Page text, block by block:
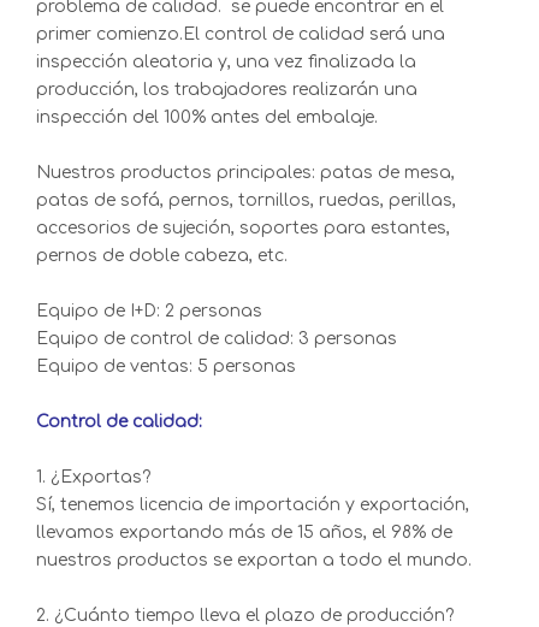
problema de calidad. se puede encontrar en el
primer comienzo.El control de calidad será una
inspección aleatoria y, una vez finalizada la
producción, los trabajadores realizarán una
inspección del 100% antes del embalaje.
Nuestros productos principales: patas de mesa,
patas de sofá, pernos, tornillos, ruedas, perillas,
accesorios de sujeción, soportes para estantes,
pernos de doble cabeza, etc.
Equipo de I+D: 2 personas
Equipo de control de calidad: 3 personas
Equipo de ventas: 5 personas
Control de calidad:
1. ¿Exportas?
Sí, tenemos licencia de importación y exportación,
llevamos exportando más de 15 años, el 98% de
nuestros productos se exportan a todo el mundo.
2. ¿Cuánto tiempo lleva el plazo de producción?